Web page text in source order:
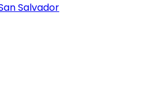
Salvador